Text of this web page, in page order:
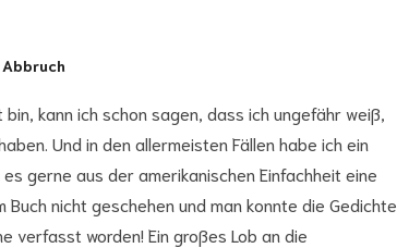
kann ich schon sagen, dass ich ungefähr weiß,
Und in den allermeisten Fällen habe ich ein
gerne aus der amerikanischen Einfachheit eine
nicht geschehen und man konnte die Gedichte
verfasst worden! Ein großes Lob an die